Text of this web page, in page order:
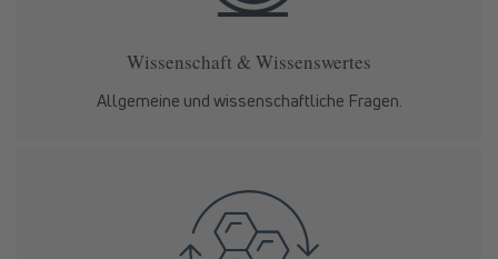
Wissenschaft & Wissenswertes
Allgemeine und wissenschaftliche Fragen.